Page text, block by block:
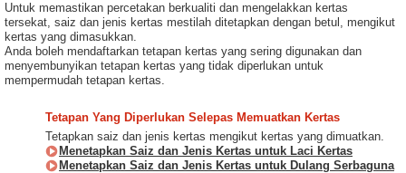
Untuk memastikan percetakan berkualiti dan mengelakkan kertas
tersekat, saiz dan jenis kertas mestilah ditetapkan dengan betul, mengikut
kertas yang dimasukkan.
Anda boleh mendaftarkan tetapan kertas yang sering digunakan dan
menyembunyikan tetapan kertas yang tidak diperlukan untuk
mempermudah tetapan kertas.
Tetapan Yang Diperlukan Selepas Memuatkan Kertas
Tetapkan saiz dan jenis kertas mengikut kertas yang dimuatkan.
Menetapkan Saiz dan Jenis Kertas untuk Laci Kertas
Menetapkan Saiz dan Jenis Kertas untuk Dulang Serbaguna